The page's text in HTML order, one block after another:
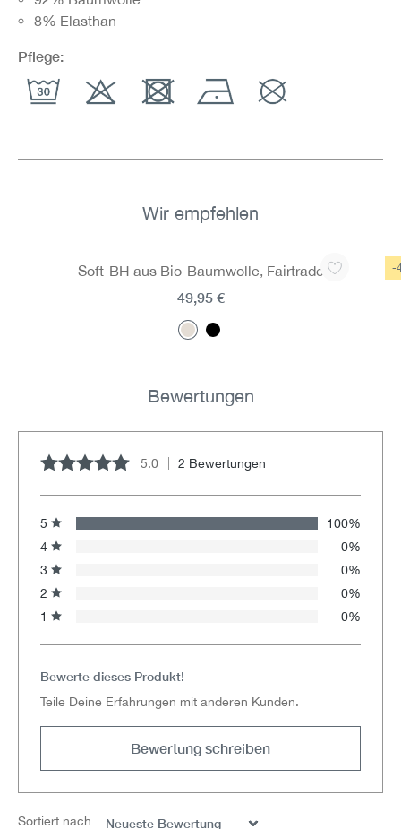
8% Elasthan
Pflege:
Wir empfehlen
Soft-BH aus Bio-Baumwolle, Fairtrade
49,95 €
-
Bewertungen
Durchschnittliche Bewertung von 5 von 5 Sternen
5.0 2 Bewertungen
Sortiert nach
5
100%
4
0%
3
0%
2
0%
1
0%
Bewerte dieses Produkt!
Teile Deine Erfahrungen mit anderen Kunden.
Bewertung schreiben